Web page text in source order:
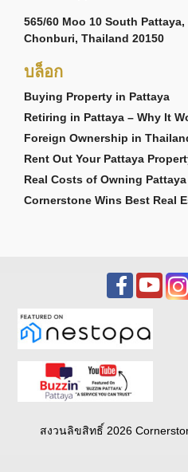
565/60 Moo 10 South Pattaya,
Chonburi, Thailand 20150
บล็อก
Buying Property in Pattaya
Retiring in Pattaya – Why It
Foreign Ownership in
Rent Out Your Pattaya
Real Costs of Owning
Cornerstone Wins Best Real
สงวนลิขสิทธิ์ 2026